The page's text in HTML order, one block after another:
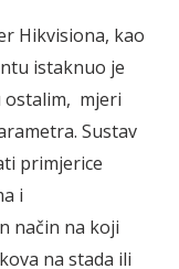
Hikvisiona, kao
istaknuo je
ostalim, mjeri
Sustav
primjerice
i
način na koji
na stada ili